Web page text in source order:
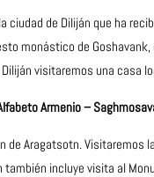
ciudad de Diliján que ha
monástico de
visitaremos una casa
Armenio –
de Aragatsotn.
también incluye visita al